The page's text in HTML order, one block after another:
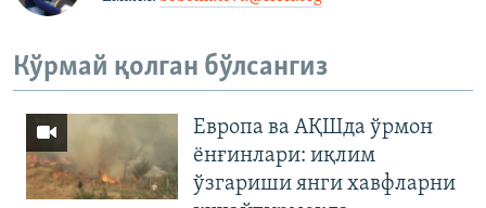
Кўрмай қолган бўлсангиз
Европа ва АҚШда ўрмон
ёнғинлари: иқлим
ўзгариши янги хавфларни